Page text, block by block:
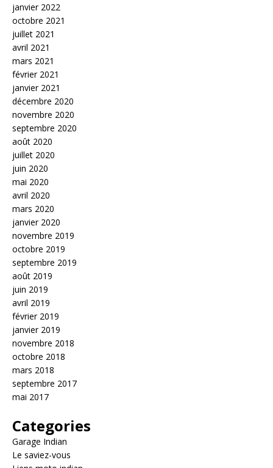
janvier 2022
octobre 2021
juillet 2021
avril 2021
mars 2021
février 2021
janvier 2021
décembre 2020
novembre 2020
septembre 2020
août 2020
juillet 2020
juin 2020
mai 2020
avril 2020
mars 2020
janvier 2020
novembre 2019
octobre 2019
septembre 2019
août 2019
juin 2019
avril 2019
février 2019
janvier 2019
novembre 2018
octobre 2018
mars 2018
septembre 2017
mai 2017
Categories
Garage Indian
Le saviez-vous